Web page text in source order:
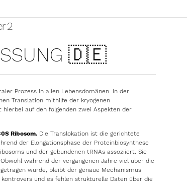
2
🇩🇪
Prozess in allen Lebensdomänen. In der
Translation mithilfe der kryogenen
auf den folgenden zwei Aspekten der
Ribosom.Die Translokation ist die gerichtete
der Elongationsphase der Proteinbiosynthese
und der gebundenen tRNAs assoziiert. Sie
während der vergangenen Jahre viel über die
wurde, bleibt der genaue Mechanismus
und es fehlen strukturelle Daten über die